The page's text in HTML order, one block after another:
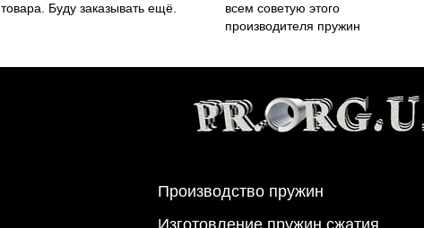
товара. Буду заказывать ещё.
всем советую этого
производителя пружин
Производство пружин